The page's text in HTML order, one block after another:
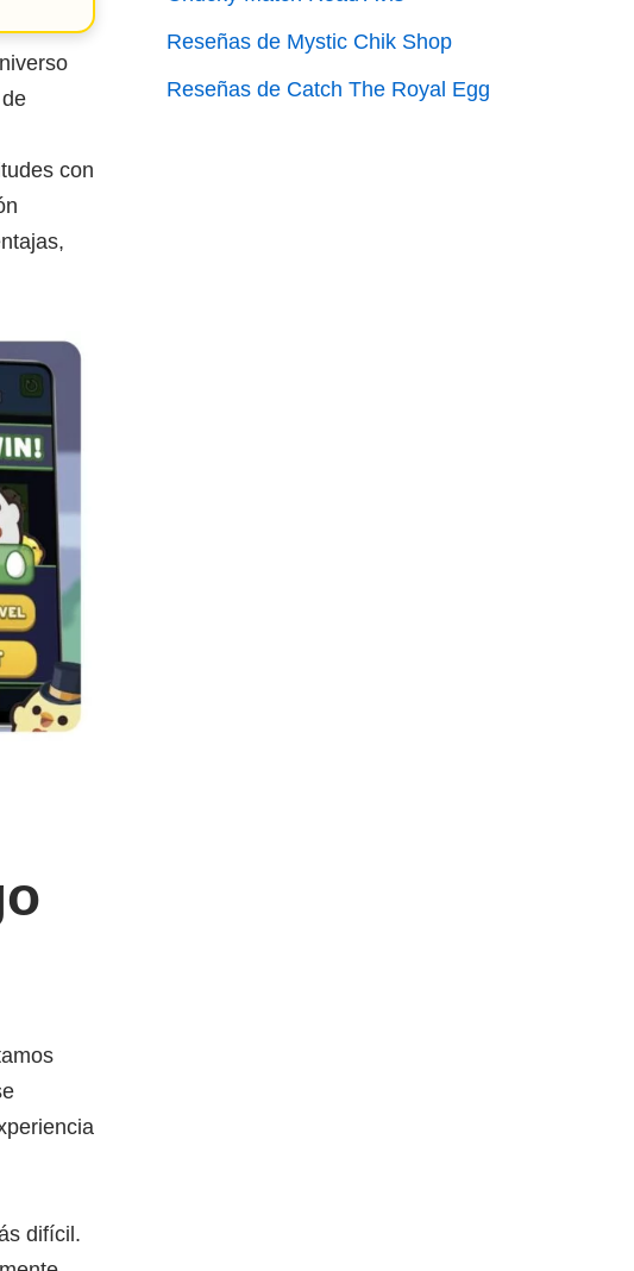
con
difícil.
Reseñas de Mystic Chik Shop
Reseñas de Catch The Royal Egg